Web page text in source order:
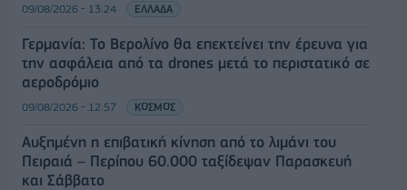
09/08/2026 - 13:24 ΕΛΛΑΔΑ
Γερμανία: Το Βερολίνο θα επεκτείνει την έρευνα για
την ασφάλεια από τα drones μετά το περιστατικό σε
αεροδρόμιο
09/08/2026 - 12:57 ΚΟΣΜΟΣ
Αυξημένη η επιβατική κίνηση από το λιμάνι του
Πειραιά – Περίπου 60.000 ταξίδεψαν Παρασκευή
και Σάββατο